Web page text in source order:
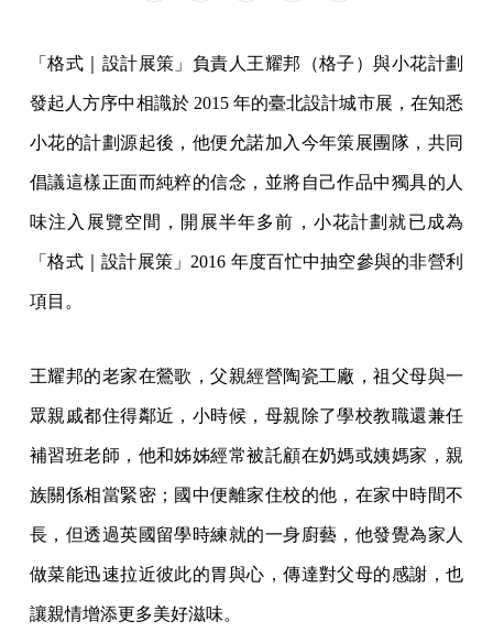
「格式｜設計展策」負責人王耀邦（格子）與小花計劃
發起人方序中相識於 2015 年的臺北設計城市展，在知悉
小花的計劃源起後，他便允諾加入今年策展團隊，共同
倡議這樣正面而純粹的信念，並將自己作品中獨具的人
味注入展覽空間，開展半年多前，小花計劃就已成為
「格式｜設計展策」2016 年度百忙中抽空參與的非營利
項目。
王耀邦的老家在鶯歌，父親經營陶瓷工廠，祖父母與一
眾親戚都住得鄰近，小時候，母親除了學校教職還兼任
補習班老師，他和姊姊經常被託顧在奶媽或姨媽家，親
族關係相當緊密；國中便離家住校的他，在家中時間不
長，但透過英國留學時練就的一身廚藝，他發覺為家人
做菜能迅速拉近彼此的胃與心，傳達對父母的感謝，也
讓親情增添更多美好滋味。